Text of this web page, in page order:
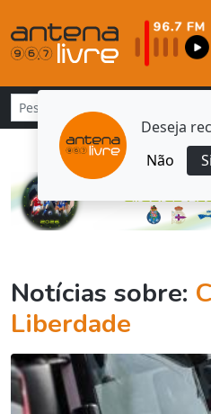
Deseja
Não
Notícias sobre:
Liberdade